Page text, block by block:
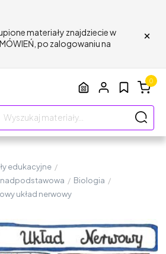
materiały znajdziecie w
po zalogowaniu na
×
0
edukacyjne /
/ Biologia /
układ nerwowy